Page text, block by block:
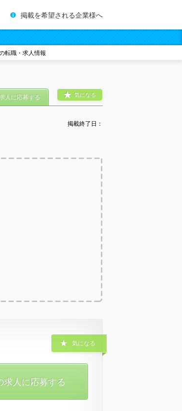
掲載を希望される企業様へ
転職・求人情報
掲載終了日：
気になる
人に応募する
気になる
求人に応募する